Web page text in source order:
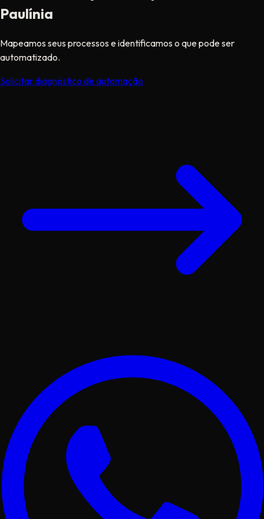
Paulínia
Mapeamos seus processos e identificamos o que pode ser
automatizado.
Solicitar diagnóstico de automação